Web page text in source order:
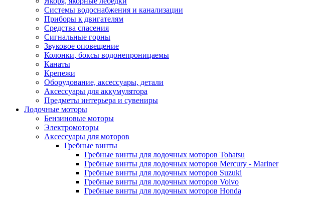
Системы водоснабжения и канализации
Приборы к двигателям
Средства спасения
Сигнальные горны
Звуковое оповещение
Колонки, боксы водонепроницаемы
Канаты
Крепежи
Оборудование, аксессуары, детали
Аксессуары для аккумулятора
Предметы интерьера и сувениры
Лодочные моторы
Бензиновые моторы
Электромоторы
Аксессуары для моторов
Гребные винты
Гребные винты для лодочных моторов Tohatsu
Гребные винты для лодочных моторов Mercury - Mariner
Гребные винты для лодочных моторов Suzuki
Гребные винты для лодочных моторов Volvo
Гребные винты для лодочных моторов Honda